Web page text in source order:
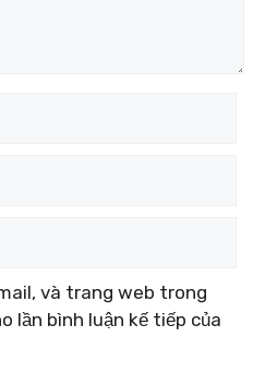
và trang web trong
lần bình luận kế tiếp của